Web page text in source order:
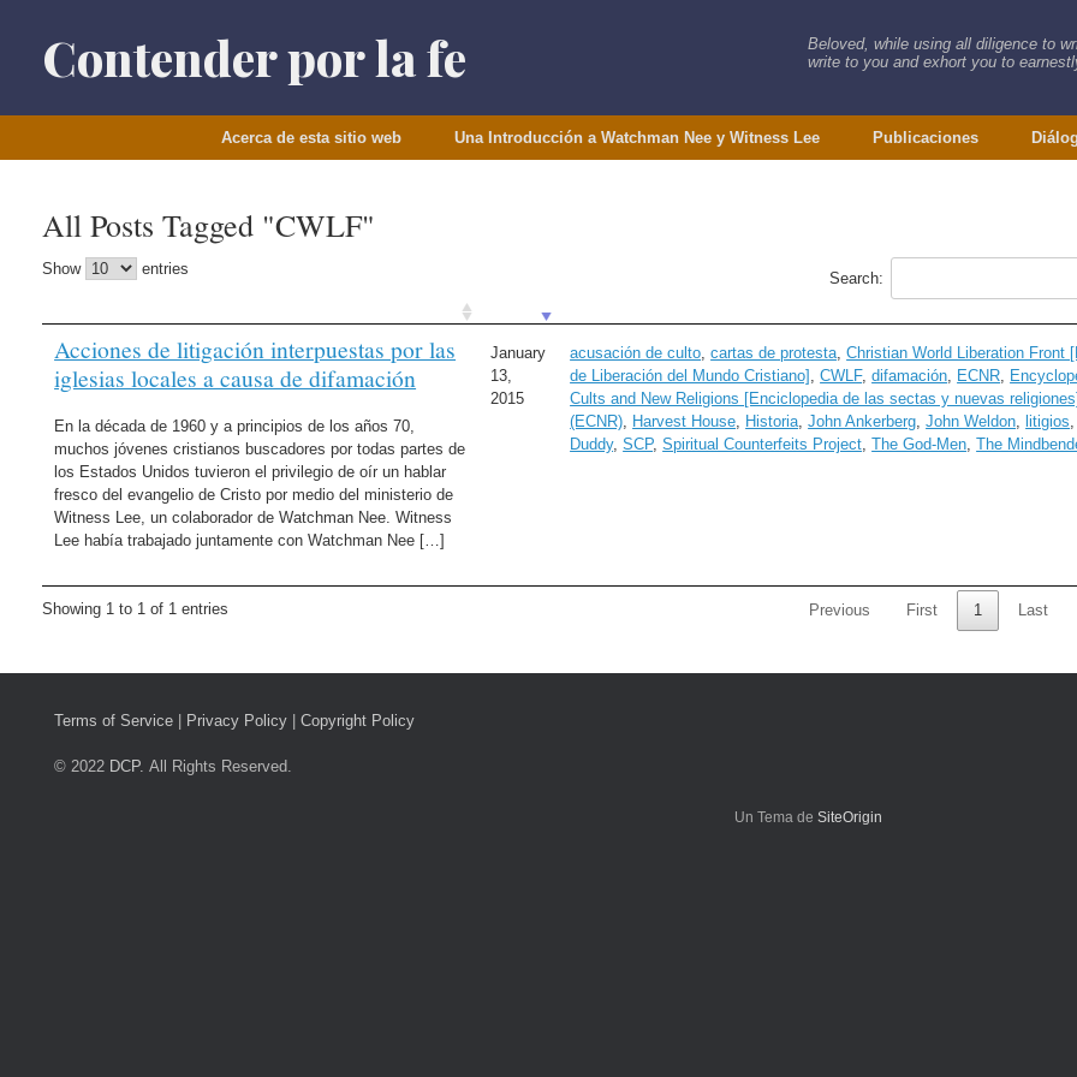
contenidoContender por la fe
Beloved, while using all diligence to
write to you and exhort you to
Acerca de esta sitio web Una Introducción a Watchman Nee y Witness Lee Publicaciones
All Posts Tagged "CWLF"
Show entries
Search:
Acciones de litigación interpuestas por las
iglesias locales a causa de difamación
En la década de 1960 y a principios de los años 70,
muchos jóvenes cristianos buscadores por todas partes de
los Estados Unidos tuvieron el privilegio de oír un hablar
fresco del evangelio de Cristo por medio del ministerio de
Witness Lee, un colaborador de Watchman Nee. Witness
Lee había trabajado juntamente con Watchman Nee […]
January
13,
2015
acusación de culto ,cartas de protesta ,Christian World Liberation Front
de Liberación del Mundo Cristiano] ,CWLF,difamación ECNR
Cults and New Religions [Enciclopedia de las sectas y nuevas
(ECNR) Harvest House Historia ,John Ankerberg ,John Weldon ,litigios
Duddy,SCP,Spiritual Counterfeits Project ,The God-Men ,The
Showing 1 to 1 of 1 entries First
Previous 1 Last
Terms of Service Privacy Policy Copyright Policy
© 2022 DCP. All Rights Reserved.
Un Tema de SiteOrigin